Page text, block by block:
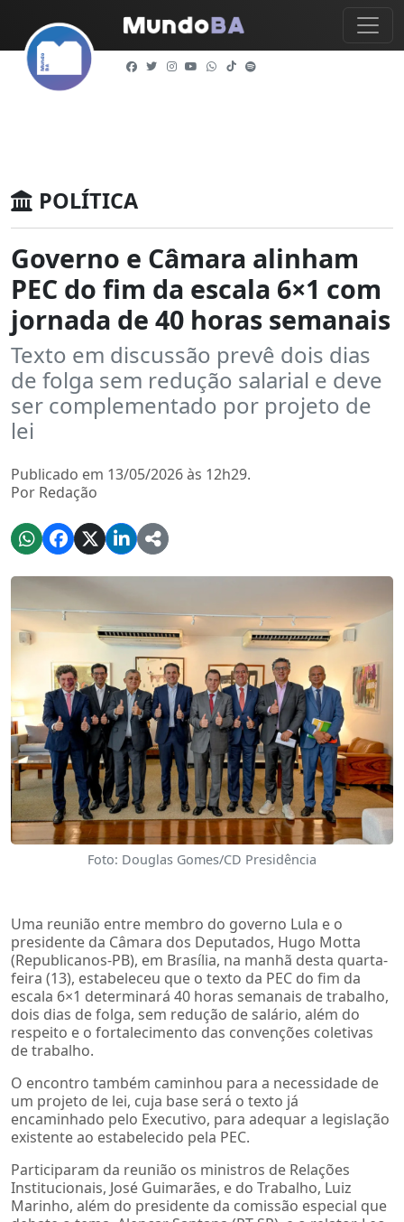
POLÍTICA
Governo e Câmara alinham
PEC do fim da escala 6×1 com
jornada de 40 horas semanais
Texto em discussão prevê dois dias
de folga sem redução salarial e deve
ser complementado por projeto de
lei
Publicado em 13/05/2026 às 12h29.
Por Redação
Foto: Douglas Gomes/CD Presidência
Uma reunião entre membro do governo Lula e o
presidente da Câmara dos Deputados, Hugo Motta
(Republicanos-PB), em Brasília, na manhã desta quarta-
feira (13), estabeleceu que o texto da PEC do fim da
escala 6×1 determinará 40 horas semanais de trabalho,
dois dias de folga, sem redução de salário, além do
respeito e o fortalecimento das convenções coletivas
de trabalho.
O encontro também caminhou para a necessidade de
um projeto de lei, cuja base será o texto já
encaminhado pelo Executivo, para adequar a legislação
existente ao estabelecido pela PEC.
Participaram da reunião os ministros de Relações
Institucionais, José Guimarães, e do Trabalho, Luiz
Marinho, além do presidente da comissão especial que